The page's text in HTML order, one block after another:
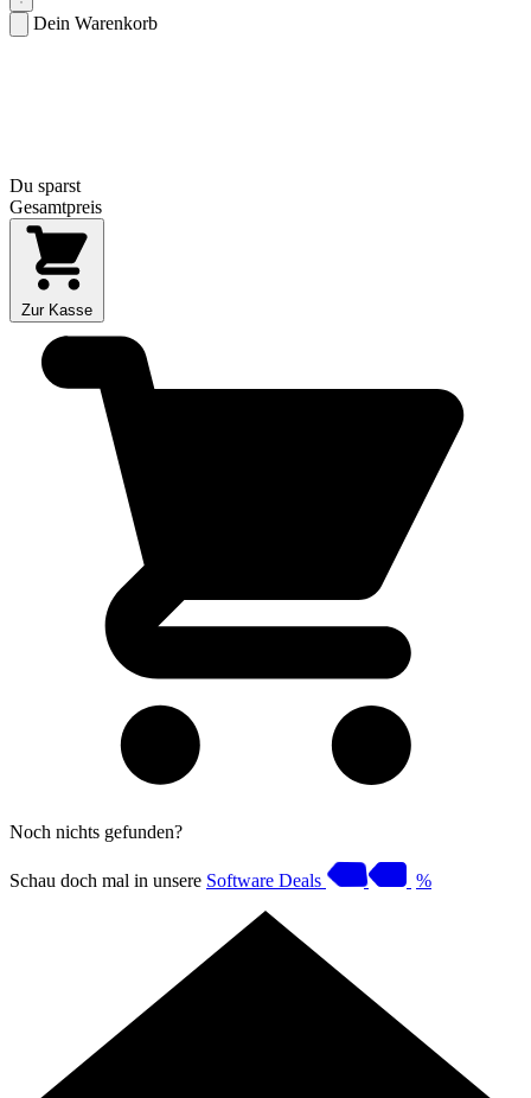
Dein Warenkorb
Du sparst
Gesamtpreis
Zur Kasse
Noch nichts gefunden?
Schau doch mal in unsere Software Deals %